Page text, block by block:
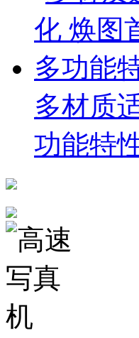
多材质
功能特